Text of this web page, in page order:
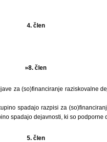
4. člen
»8. člen
za (so)financiranje raziskovalne
spadajo razpisi za
spadajo dejavnosti, ki so podporne
5. člen